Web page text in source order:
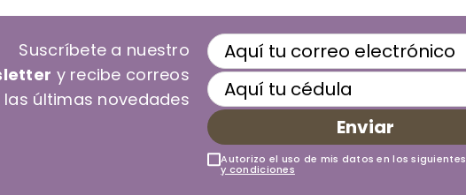
Suscríbete a nuestro
y recibe correos
las últimas novedades
Enviar
Autorizo el uso de mis datos en los siguientes
y condiciones